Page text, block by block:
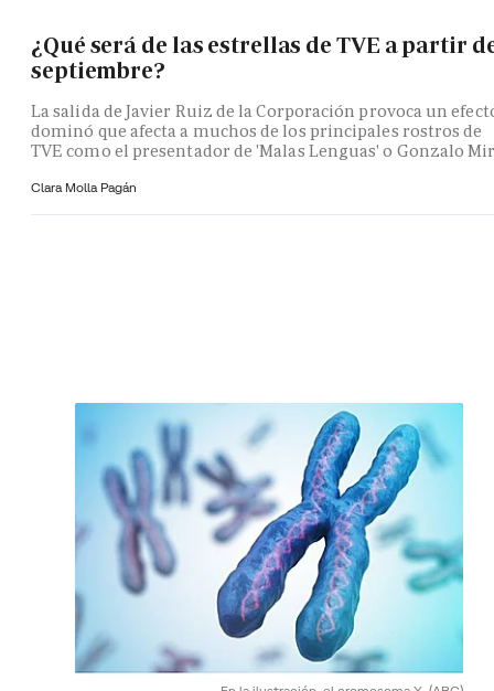
¿Qué será de las estrellas de TVE a partir
septiembre?
La salida de Javier Ruiz de la Corporación provoca un
dominó que afecta a muchos de los principales rostros de
TVE como el presentador de 'Malas Lenguas' o Gonzalo
Clara Molla Pagán